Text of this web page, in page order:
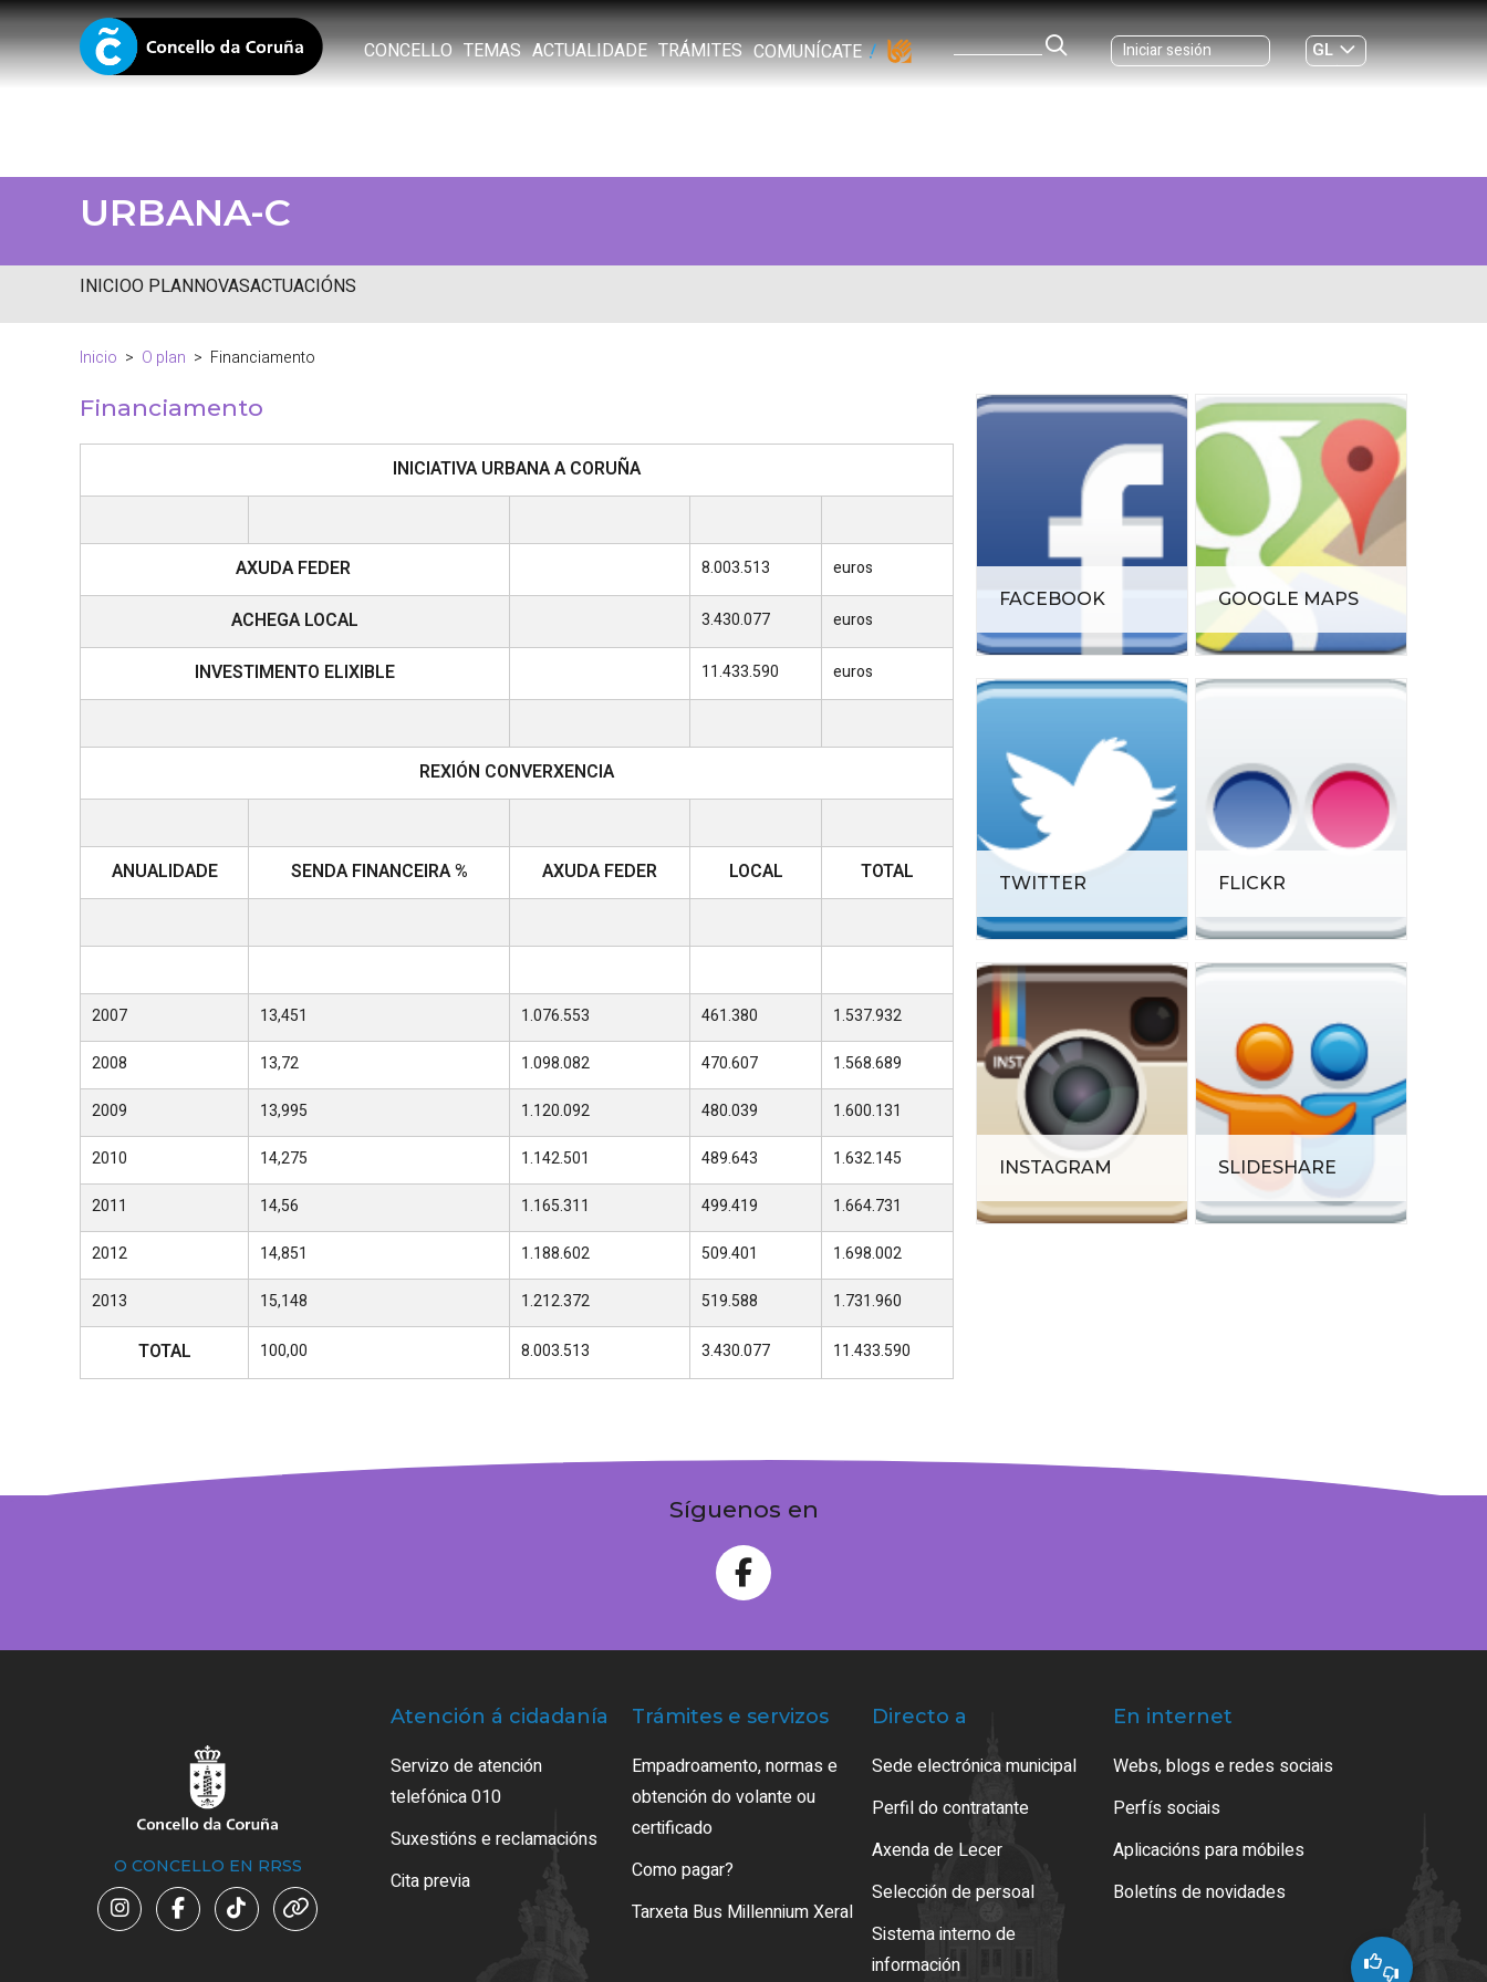
CONCELLO TEMAS ACTUALIDADE TRÁMITES COMUNÍCATE Iniciar sesión
GL
ES|
URBANA-C
INICIOO PLANNOVASACTUACIÓNS
Inicio O plan Financiamento
Financiamento
INICIATIVA URBANA A CORUÑA
AXUDA FEDER 8.003.513 euros
ACHEGA LOCAL 3.430.077 euros
INVESTIMENTO ELIXIBLE 11.433.590 euros
REXIÓN CONVERXENCIA
ANUALIDADE SENDA FINANCEIRA % AXUDA FEDER LOCAL TOTAL
2007 13,451 1.076.553 461.380 1.537.932
2008 13,72 1.098.082 470.607 1.568.689
2009 13,995 1.120.092 480.039 1.600.131
2010 14,275 1.142.501 489.643 1.632.145
2011 14,56 1.165.311 499.419 1.664.731
2012 14,851 1.188.602 509.401 1.698.002
2013 15,148 1.212.372 519.588 1.731.960
TOTAL 100,00 8.003.513 3.430.077 11.433.590
FACEBOOK GOOGLE MAPS
TWITTER FLICKR
INSTAGRAM SLIDESHARE
Síguenos en
O CONCELLO EN RRSS
Atención á cidadanía
Servizo de atención
telefónica 010
Suxestións e reclamacións
Cita previa
Trámites e servizos
Empadroamento, normas e
obtención do volante ou
certificado
Como pagar?
Tarxeta Bus Millennium Xeral
Directo a
Sede electrónica municipal
Perfil do contratante
Axenda de Lecer
Selección de persoal
Sistema interno de
información
En internet
Webs, blogs e redes sociais
Perfís sociais
Aplicacións para móbiles
Boletíns de novidades